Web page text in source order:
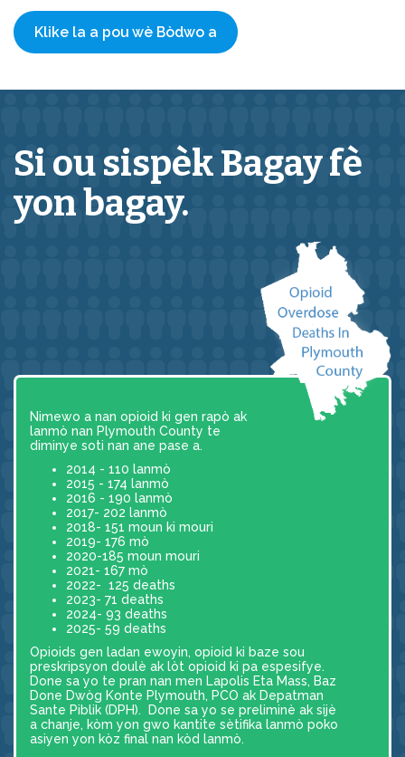
Klike la a pou wè Bòdwo a
Si ou sispèkBagayfè
yon bagay.
Nimewo a nan opioid ki gen rapò ak
lanmò nan Plymouth County te
diminye soti nan ane pase a.
2014 - 110 lanmò
2015 - 174 lanmò
2016 - 190 lanmò
2017- 202 lanmò
2018- 151 moun ki mouri
2019- 176 mò
2020-185 moun mouri
2021- 167 mò
2022- 125 deaths
2023- 71 deaths
2024- 93 deaths
2025- 59 deaths
Opioids gen ladan ewoyin, opioid ki baze sou
preskripsyon doulè ak lòt opioid ki pa espesifye.
Done sa yo te pran nan men Lapolis Eta Mass, Baz
Done Dwòg Konte Plymouth, PCO ak Depatman
Sante Piblik (DPH). Done sa yo se preliminè ak sijè
a chanje, kòm yon gwo kantite sètifika lanmò poko
asiyen yon kòz final nan kòd lanmò.